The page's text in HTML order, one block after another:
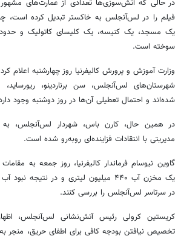
در حالی که آتش‌سوزی‌ها تعدادی از عمارت‌های
فیلم را در لس‌آنجلس به خاکستر تبدیل کرده است،
سوخته است.
شهرستان‌های لس‌آنجلس، سن برناردینو، ریورساید،
شده‌اند و احتمال تعطیلی آن‌ها در روز دوشنبه وجود
در همین حال، کارن باس، شهردار لس‌آنجلس،
مدیریتی با انتقادات فزاینده‌ای روبه‌رو شده است.
گاوین نیوسامفرماندار کالیفرنیا، روز جمعه به
یک مخزن آب ۴۴۰ میلیون لیتری و در
در سرتاسر لس‌آنجلس را بررسی کنند.
کریستین کرولیرئیس آتش‌نشانی لس‌آنجلس،
تخصیص نیافتن بودجه کافی برای اطفای حریق، منجر